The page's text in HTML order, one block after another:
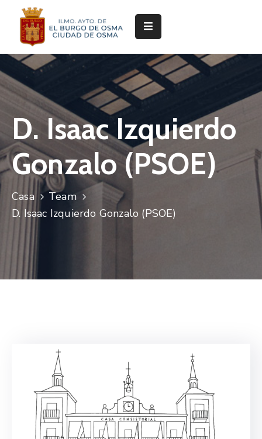
Ayuntamiento
Servicios
Festejos
Servicios
Deportivos
Cultura
Turismo
Trámites
administrativos
D. Isaac Izquierdo
Gonzalo (PSOE)
Casa
Team
D. Isaac Izquierdo Gonzalo (PSOE)